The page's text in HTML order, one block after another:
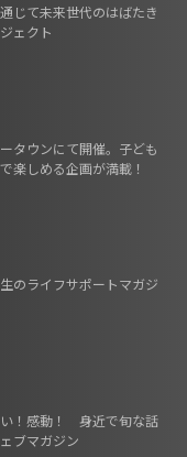
じて未来世代のはばたき
ェクト
タウンにて開催。子ども
楽しめる企画が満載！
のライフサポートマガジ
！感動！ 身近で旬な話
ブマガジン